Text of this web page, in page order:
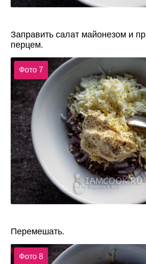
Заправить салат майонезом и
перцем.
Фото 7
Перемешать.
Фото 8